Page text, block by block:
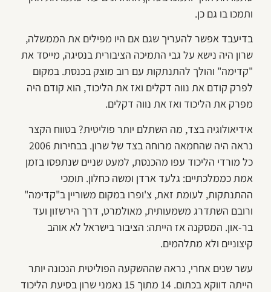
ותמכו בו גם כן.
בדיעבד אפשר להעריך שגם אם היו מפילים את הממשלה,
שרון היה נישא על גבי התמיכה הציבורית בנסיגה, מייסד את
"קדימה" והולך להתנתקות עם רוב מוצק בכנסת. במקום
לפרק קודם את נווה דקלים ואז את הליכוד, הוא קודם היה
מפרק את הליכוד ואז את נווה דקלים.
אידיאולוגיה בצד, מה השתלם יותר פוליטית? בטווח הקצר
נראה היה שהחמאה מרוחה בצד של שרון. בבחירות 2006
כל מורדי הליכוד עפו מהכנסת, למעט שניים שנתפסו בזמן
אמת כממלכתיים: גלעד ארדן ומשה כחלון. תומכי
ההתנתקות, לעומת זאת, צ'ופרו במקום משוריין ב"קדימה"
ורובם השתדרג משמעותית, מאולמרט, דרך הירשזון ועד
בר-און. המסקנה אז הייתה: הציבור בישראל לא אוהב
קיצוניים ולא מתלהמים.
עשר שנים אחרי, נראה שההשקעה הפוליטית הנכונה יותר
הייתה דווקא בכתום. 14 מתוך 15 נאמני שרון בסיעת הליכוד